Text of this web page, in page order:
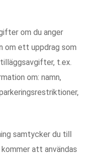
om du anger
om ett uppdrag som
t.ex.
om: namn,
samtycker du till
att användas